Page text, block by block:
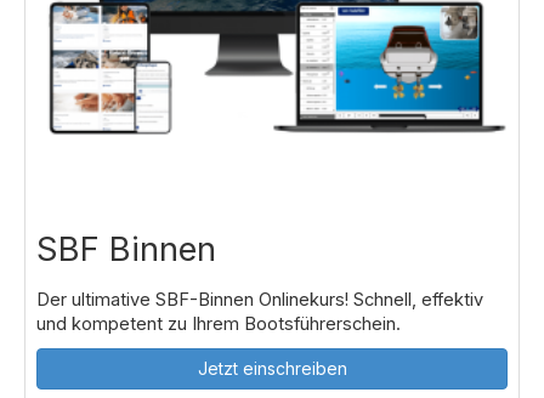
SBF Binnen
Der ultimative SBF-Binnen Onlinekurs! Schnell, effektiv
und kompetent zu Ihrem Bootsführerschein.
Jetzt einschreiben